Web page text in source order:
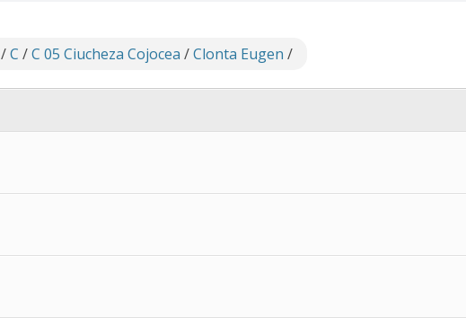
/C /C 05 Ciucheza Cojocea /Clonta Eugen /